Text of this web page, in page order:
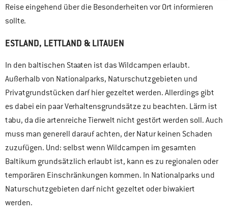
Reise eingehend über die Besonderheiten vor Ort informieren
sollte.
ESTLAND, LETTLAND & LITAUEN
In den baltischen Staaten ist das Wildcampen erlaubt.
Außerhalb von Nationalparks, Naturschutzgebieten und
Privatgrundstücken darf hier gezeltet werden. Allerdings gibt
es dabei ein paar Verhaltensgrundsätze zu beachten. Lärm ist
tabu, da die artenreiche Tierwelt nicht gestört werden soll. Auch
muss man generell darauf achten, der Natur keinen Schaden
zuzufügen. Und: selbst wenn Wildcampen im gesamten
Baltikum grundsätzlich erlaubt ist, kann es zu regionalen oder
temporären Einschränkungen kommen. In Nationalparks und
Naturschutzgebieten darf nicht gezeltet oder biwakiert
werden.